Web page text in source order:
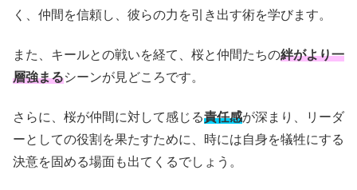
く、仲間を信頼し、彼らの力を引き出す術を学びます。
また、キールとの戦いを経て、桜と仲間たちの絆がより一
層強まるシーンが見どころです。
さらに、桜が仲間に対して感じる責任感が深まり、リーダ
ーとしての役割を果たすために、時には自身を犠牲にする
決意を固める場面も出てくるでしょう。